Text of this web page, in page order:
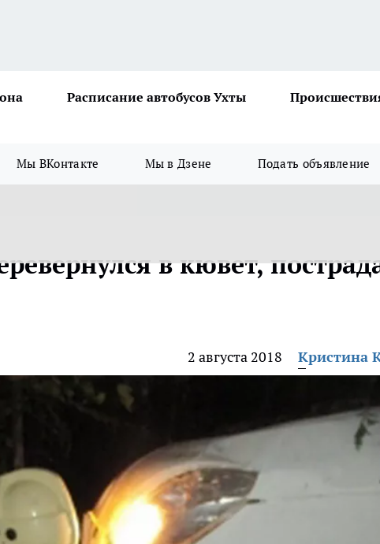
Расписание автобусов Ухты
Мы ВКонтакте Мы в Дзене Подать объявление
в кювет,
2 августа 2018 Кристина